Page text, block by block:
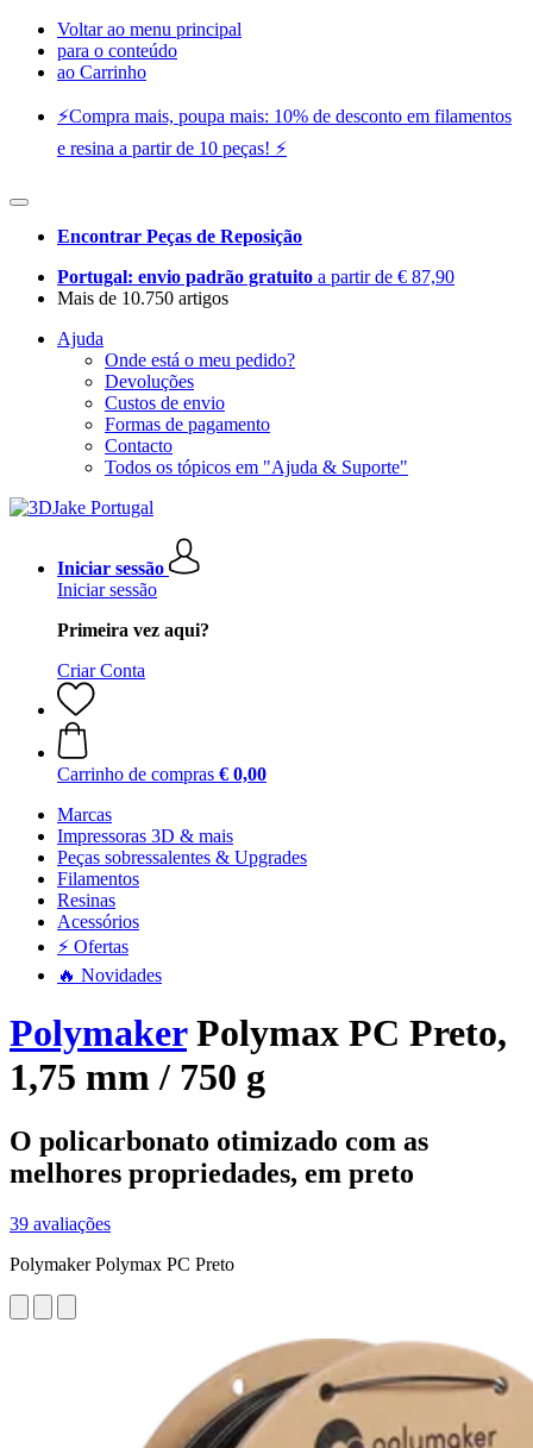
Voltar ao menu principal
para o conteúdo
ao Carrinho
⚡️Compra mais, poupa mais: 10% de desconto em filamentos
e resina a partir de 10 peças! ⚡️
Encontrar Peças de Reposição
Portugal: envio padrão gratuito a partir de € 87,90
Mais de 10.750 artigos
Ajuda
Onde está o meu pedido?
Devoluções
Custos de envio
Formas de pagamento
Contacto
Todos os tópicos em "Ajuda & Suporte"
Iniciar sessão
Iniciar sessão
Primeira vez aqui?
Criar Conta
Carrinho de compras € 0,00
Marcas
Impressoras 3D & mais
Peças sobressalentes & Upgrades
Filamentos
Resinas
Acessórios
⚡ Ofertas
🔥 Novidades
PolymakerPolymax PC Preto,
1,75 mm / 750 g
O policarbonato otimizado com as
melhores propriedades, em preto
39 avaliações
Polymaker Polymax PC Preto